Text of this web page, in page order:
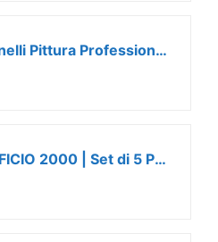
Set 3 Pennelli Pittura Professionali – Pennelli Vernice con Manico in Plastica 3-4-5 cm – Ideali per Pareti, Legno e Ferro – Pennelli per Smalti e Idropitture
PENNELLIFICIO 2000 | Set di 5 Pennelli per Pittura, Fai da Te, Pennellese, Plafone, Pennello Ovalino, Kit per Verniciatura, Per Usi Generici e Piccoli Lavori - Made in Italy